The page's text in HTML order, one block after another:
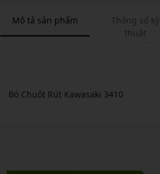
Mô tả sản phẩm
Thông số kỹ
thuật
Bó Chuột Rút Kawasaki 3410